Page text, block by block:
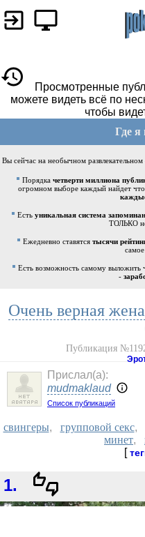
Просмотренные
можете видеть всё по
чтобы
Где я
Вы сейчас на необычном развлекательном
Порядка четверти миллиона
огромном выборе каждый найдет
Есть уникальная система
ТОЛЬКО
Ежедневно ставятся тысячи
Есть возможность самому выложить
-
Очень верная
Публикация
Прислал(a):
mudmaklaud
Список публикаций
свингеры, групповой секс,
минет,
[
1.